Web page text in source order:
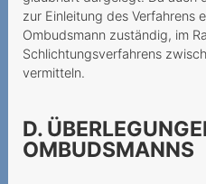
zur Einleitung des Verfahrens
Ombudsmann zuständig, im
Schlichtungsverfahrens
vermitteln.
D.
OMBUDSMANNS
contrat